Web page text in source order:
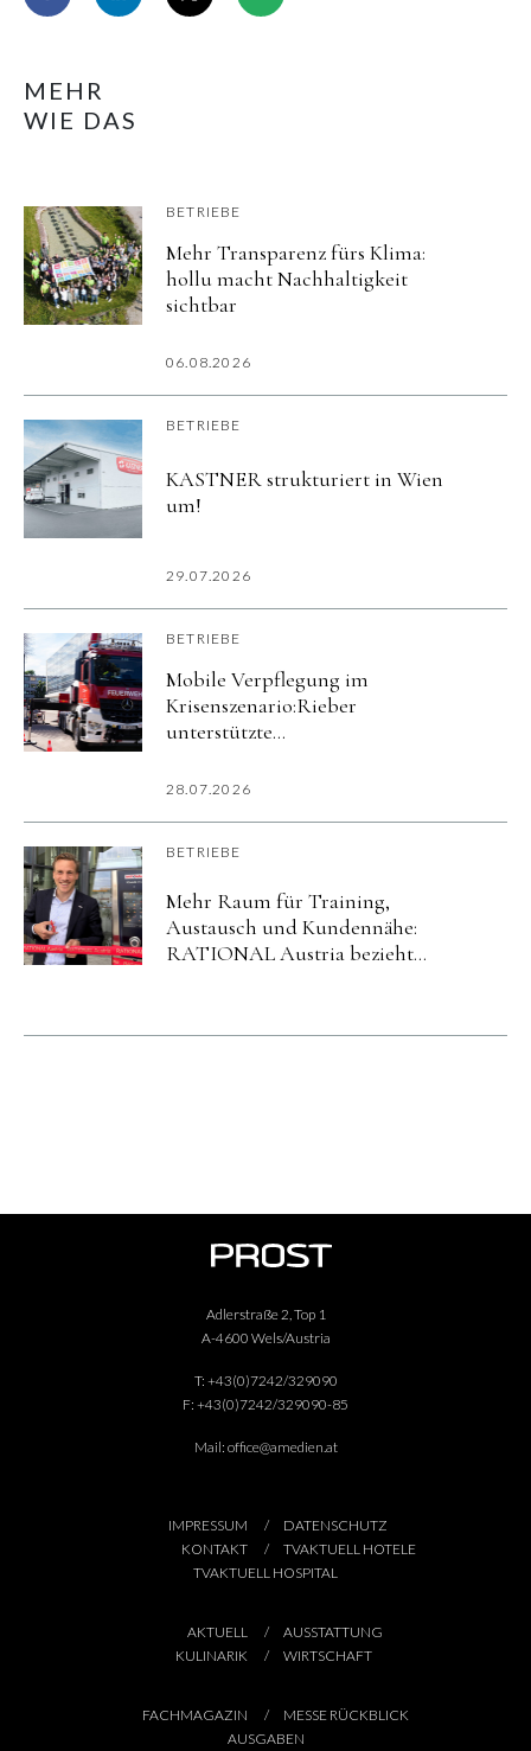
MEHR
WIE DAS
BETRIEBE
Mehr Transparenz fürs Klima:
hollu macht Nachhaltigkeit
sichtbar
06.08.2026
BETRIEBE
KASTNER strukturiert in Wien
um!
29.07.2026
BETRIEBE
Mobile Verpflegung im
Krisenszenario:Rieber
unterstützte
imurbanharbor Ludwigsburg
28.07.2026
BETRIEBE
Mehr Raum für Training,
Austausch und Kundennähe:
RATIONAL Austria bezieht
Adlerstraße 2, Top 1
A-4600 Wels/Austria
T: +43(0)7242/329090
F: +43(0)7242/329090-85
Mail: office@amedien.at
IMPRESSUM
DATENSCHUTZ
KONTAKT
TVAKTUELL HOTELE
TVAKTUELL HOSPITAL
AKTUELL
AUSSTATTUNG
KULINARIK
WIRTSCHAFT
FACHMAGAZIN
MESSE RÜCKBLICK
AUSGABEN